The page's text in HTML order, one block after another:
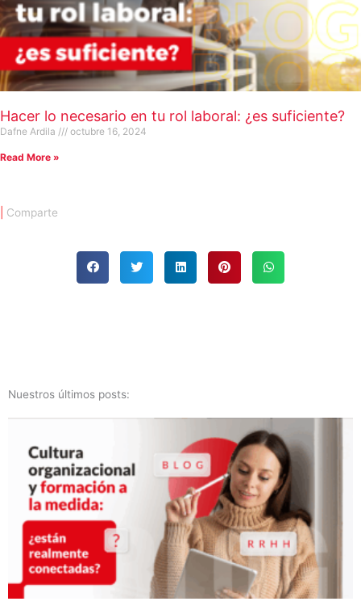
Hacer lo necesario en tu rol laboral: ¿es suficiente?
Dafne Ardila octubre 16, 2024
Read More »
Comparte
Nuestros últimos posts: